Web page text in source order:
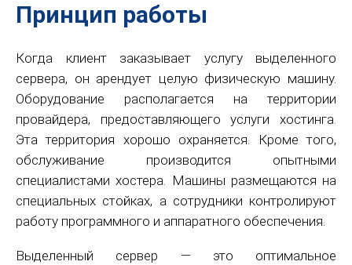
Принцип работы
Когда клиент заказывает услугу выделенного
сервера, он арендует целую физическую машину.
Оборудование располагается на территории
провайдера, предоставляющего услуги хостинга.
Эта территория хорошо охраняется. Кроме того,
обслуживание производится опытными
специалистами хостера. Машины размещаются на
специальных стойках, а сотрудники контролируют
работу программного и аппаратного обеспечения.
Выделенный сервер — это оптимальное